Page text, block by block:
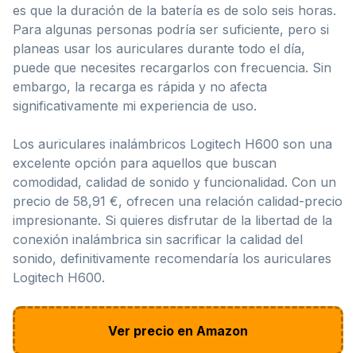
es que la duración de la batería es de solo seis horas.
Para algunas personas podría ser suficiente, pero si
planeas usar los auriculares durante todo el día,
puede que necesites recargarlos con frecuencia. Sin
embargo, la recarga es rápida y no afecta
significativamente mi experiencia de uso.
Los auriculares inalámbricos Logitech H600 son una
excelente opción para aquellos que buscan
comodidad, calidad de sonido y funcionalidad. Con un
precio de 58,91 €, ofrecen una relación calidad-precio
impresionante. Si quieres disfrutar de la libertad de la
conexión inalámbrica sin sacrificar la calidad del
sonido, definitivamente recomendaría los auriculares
Logitech H600.
Ver precio en Amazon